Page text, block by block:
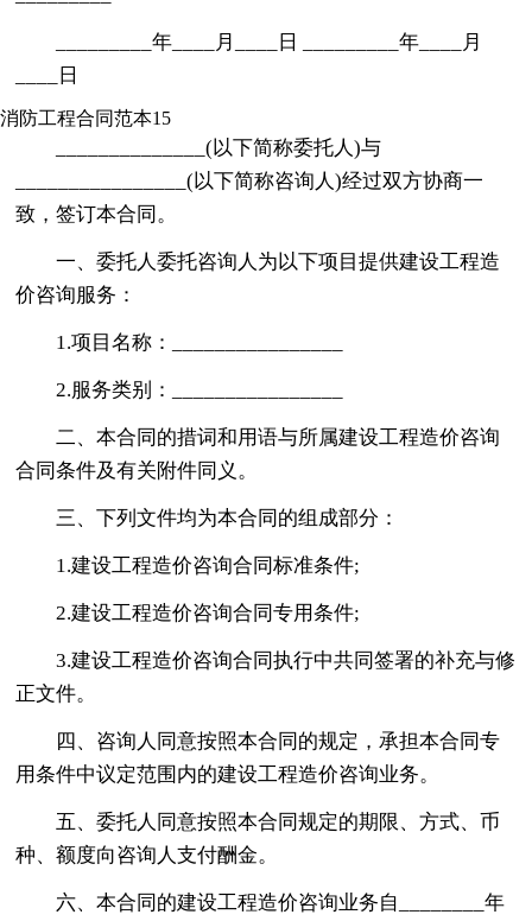
_________年____月____日 _________年____月
____日
消防工程合同范本15
______________(以下简称委托人)与
________________(以下简称咨询人)经过双方协商一
致，签订本合同。
一、委托人委托咨询人为以下项目提供建设工程造
价咨询服务：
1.项目名称：________________
2.服务类别：________________
二、本合同的措词和用语与所属建设工程造价咨询
合同条件及有关附件同义。
三、下列文件均为本合同的组成部分：
1.建设工程造价咨询合同标准条件;
2.建设工程造价咨询合同专用条件;
3.建设工程造价咨询合同执行中共同签署的补充与修
正文件。
四、咨询人同意按照本合同的规定，承担本合同专
用条件中议定范围内的建设工程造价咨询业务。
五、委托人同意按照本合同规定的期限、方式、币
种、额度向咨询人支付酬金。
六、本合同的建设工程造价咨询业务自________年